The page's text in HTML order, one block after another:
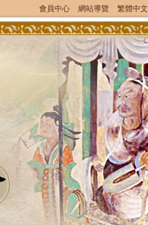
會員中心 網站導覽 繁體中文